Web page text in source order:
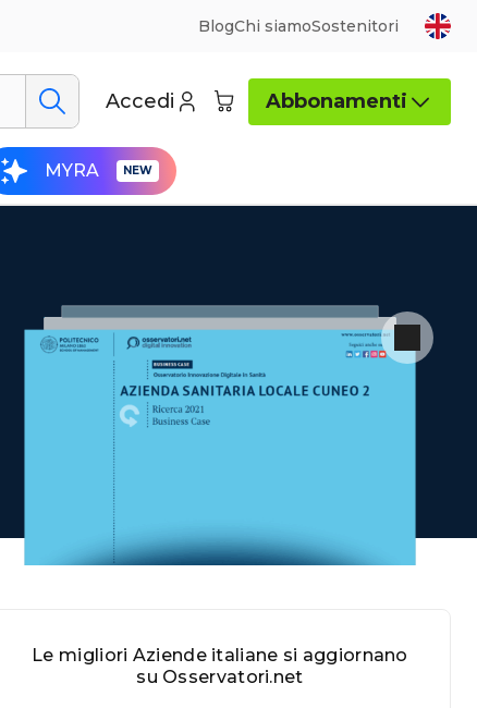
BlogChi siamoSostenitori
Accedi Abbonamenti
MYRA
Le migliori Aziende italiane si aggiornano
su Osservatori.net